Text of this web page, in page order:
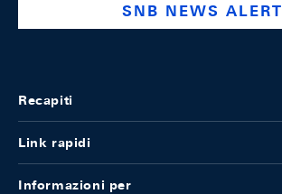
SNB NEWS ALERT
Recapiti
Link rapidi
Informazioni per